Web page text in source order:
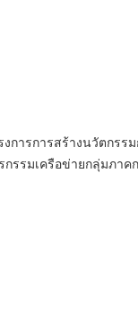
การการสร้างนวัตกรร
รรมเครือข่ายกลุ่มภาค